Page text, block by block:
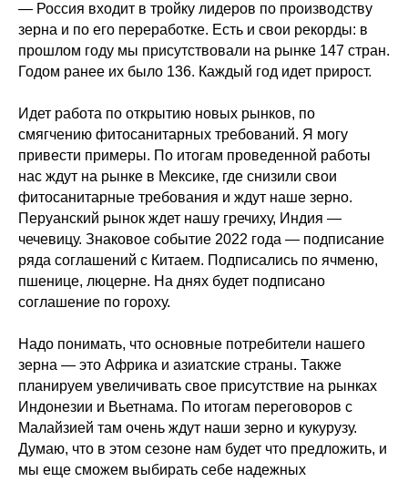
— Россия входит в тройку лидеров по производству
зерна и по его переработке. Есть и свои рекорды: в
прошлом году мы присутствовали на рынке 147 стран.
Годом ранее их было 136. Каждый год идет прирост.
Идет работа по открытию новых рынков, по
смягчению фитосанитарных требований. Я могу
привести примеры. По итогам проведенной работы
нас ждут на рынке в Мексике, где снизили свои
фитосанитарные требования и ждут наше зерно.
Перуанский рынок ждет нашу гречиху, Индия —
чечевицу. Знаковое событие 2022 года — подписание
ряда соглашений с Китаем. Подписались по ячменю,
пшенице, люцерне. На днях будет подписано
соглашение по гороху.
Надо понимать, что основные потребители нашего
зерна — это Африка и азиатские страны. Также
планируем увеличивать свое присутствие на рынках
Индонезии и Вьетнама. По итогам переговоров с
Малайзией там очень ждут наши зерно и кукурузу.
Думаю, что в этом сезоне нам будет что предложить, и
мы еще сможем выбирать себе надежных